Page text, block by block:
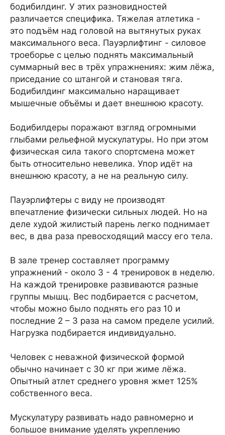
бодибилдинг. У этих разновидностей
различается специфика. Тяжелая атлетика -
это подъём над головой на вытянутых руках
максимального веса. Пауэрлифтинг - силовое
троеборье с целью поднять максимальный
суммарный вес в трёх упражнениях: жим лёжа,
приседание со штангой и становая тяга.
Бодибилдинг максимально наращивает
мышечные объёмы и дает внешнюю красоту.
Бодибилдеры поражают взгляд огромными
глыбами рельефной мускулатуры. Но при этом
физическая сила такого спортсмена может
быть относительно невелика. Упор идёт на
внешнюю красоту, а не на реальную силу.
Пауэрлифтеры с виду не производят
впечатление физически сильных людей. Но на
деле худой жилистый парень легко поднимает
вес, в два раза превосходящий массу его тела.
В зале тренер составляет программу
упражнений - около 3 - 4 тренировок в неделю.
На каждой тренировке развиваются разные
группы мышц. Вес подбирается с расчетом,
чтобы можно было поднять его раз 10 и
последние 2 – 3 раза на самом пределе усилий.
Нагрузка подбирается индивидуально.
Человек с неважной физической формой
обычно начинает с 30 кг при жиме лёжа.
Опытный атлет среднего уровня жмет 125%
собственного веса.
Мускулатуру развивать надо равномерно и
большое внимание уделять укреплению